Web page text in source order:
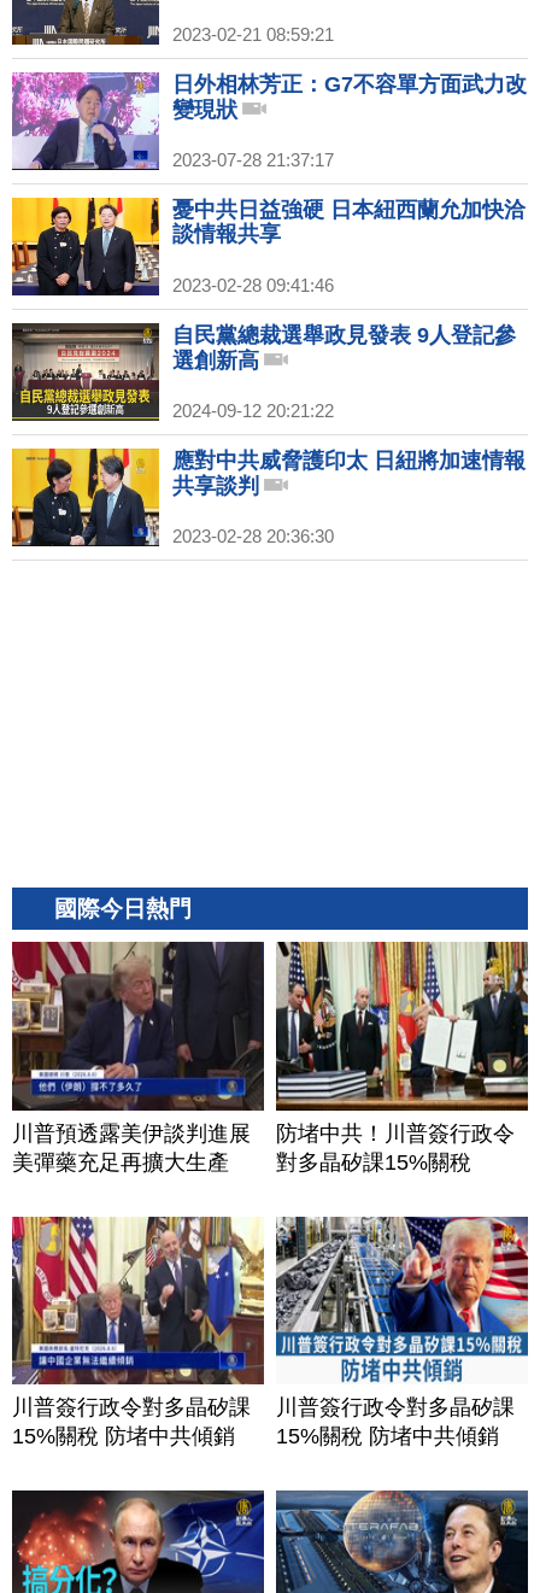
2023-02-21 08:59:21
日外相林芳正：G7不容單方面武力改
變現狀
2023-07-28 21:37:17
憂中共日益強硬 日本紐西蘭允加快洽
談情報共享
2023-02-28 09:41:46
自民黨總裁選舉政見發表 9人登記參
選創新高
2024-09-12 20:21:22
應對中共威脅護印太 日紐將加速情報
共享談判
2023-02-28 20:36:30
國際今日熱門
川普預透露美伊談判進展
美彈藥充足再擴大生產
防堵中共！川普簽行政令
對多晶矽課15%關稅
川普簽行政令對多晶矽課
15%關稅 防堵中共傾銷
川普簽行政令對多晶矽課
15%關稅 防堵中共傾銷